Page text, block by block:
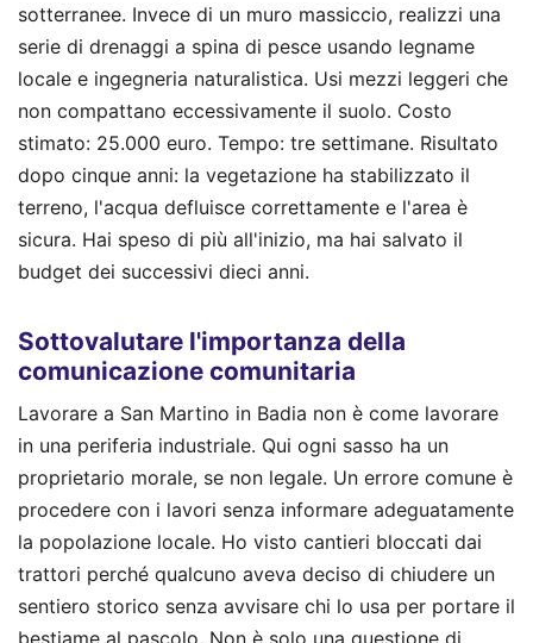
sotterranee. Invece di un muro massiccio, realizzi una
serie di drenaggi a spina di pesce usando legname
locale e ingegneria naturalistica. Usi mezzi leggeri che
non compattano eccessivamente il suolo. Costo
stimato: 25.000 euro. Tempo: tre settimane. Risultato
dopo cinque anni: la vegetazione ha stabilizzato il
terreno, l'acqua defluisce correttamente e l'area è
sicura. Hai speso di più all'inizio, ma hai salvato il
budget dei successivi dieci anni.
Sottovalutare l'importanza della
comunicazione comunitaria
Lavorare a San Martino in Badia non è come lavorare
in una periferia industriale. Qui ogni sasso ha un
proprietario morale, se non legale. Un errore comune è
procedere con i lavori senza informare adeguatamente
la popolazione locale. Ho visto cantieri bloccati dai
trattori perché qualcuno aveva deciso di chiudere un
sentiero storico senza avvisare chi lo usa per portare il